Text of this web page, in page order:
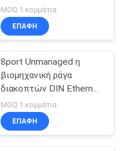
διακόπτης Ethernet
ραγών DIN
MOQ:1 κομμάτια
ΕΠΑΦΉ
8port Unmanaged η
βιομηχανική ράγα
διακοπτών DIN Ethernet
διακοπτών βιομηχανική
τοποθετεί
MOQ:1 κομμάτια
ΕΠΑΦΉ